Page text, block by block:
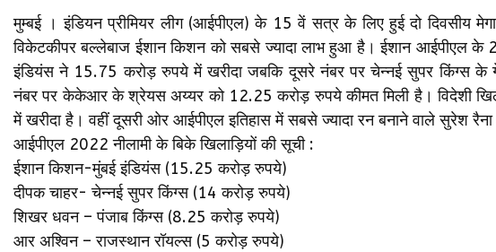
मुम्बई । इंडियन प्रीमियर लीग (आईपीएल) के 15 वें सत्र के लिए हुई दो दिवसीय
विकेटकीपर बल्लेबाज ईशान किशन को सबसे ज्यादा लाभ हुआ है। ईशान आईपीएल के
इंडियंस ने 15.75 करोड़ रुपये में खरीदा जबकि दूसरे नंबर पर चेन्नई सुपर किंग्स के
नंबर पर केकेआर के श्रेयस अय्यर को 12.25 करोड़ रुपये कीमत मिली है। विदेशी
में खरीदा है। वहीं दूसरी ओर आईपीएल इतिहास में सबसे ज्यादा रन बनाने वाले सुरेश रैना
आईपीएल 2022 नीलामी के बिके खिलाड़ियों की सूची :
ईशान किशन-मुंबई इंडियंस (15.25 करोड़ रुपये)
दीपक चाहर- चेन्नई सुपर किंग्स (14 करोड़ रुपये)
शिखर धवन – पंजाब किंग्स (8.25 करोड़ रुपये)
आर अश्विन – राजस्थान रॉयल्स (5 करोड़ रुपये)